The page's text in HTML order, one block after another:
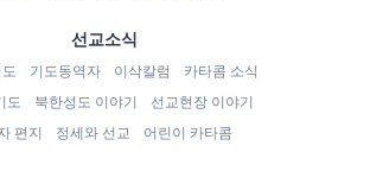
선교소식
기도동역자 이삭칼럼
카타콤 소식
도
북한성도 이야기
선교현장 이야기
편지
정세와 선교 어린이 카타콤